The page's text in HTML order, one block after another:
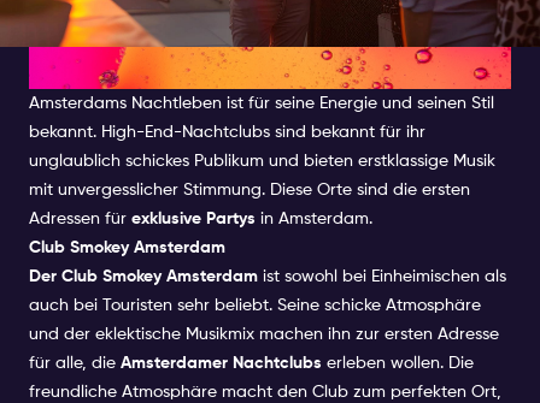
High-End-Nachtclubs
Amsterdams Nachtleben ist für seine Energie und seinen Stil
bekannt. High-End-Nachtclubs sind bekannt für ihr
unglaublich schickes Publikum und bieten erstklassige Musik
mit unvergesslicher Stimmung. Diese Orte sind die ersten
Adressen für exklusive Partys in Amsterdam.
Club Smokey Amsterdam
Der Club Smokey Amsterdam ist sowohl bei Einheimischen als
auch bei Touristen sehr beliebt. Seine schicke Atmosphäre
und der eklektische Musikmix machen ihn zur ersten Adresse
für alle, die Amsterdamer Nachtclubs erleben wollen. Die
freundliche Atmosphäre macht den Club zum perfekten Ort,